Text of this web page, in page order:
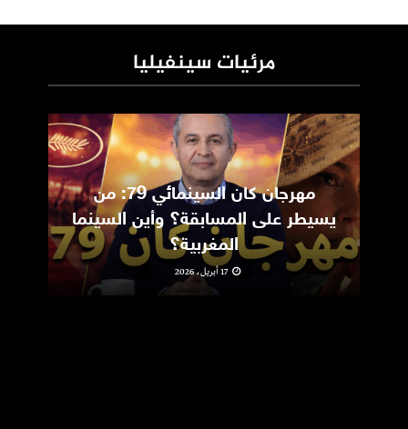
مرئيات سينفيليا
مهرجان كان السينمائي 79: من
يسيطر على المسابقة؟ وأين السينما
المغربية؟
17 أبريل، 2026